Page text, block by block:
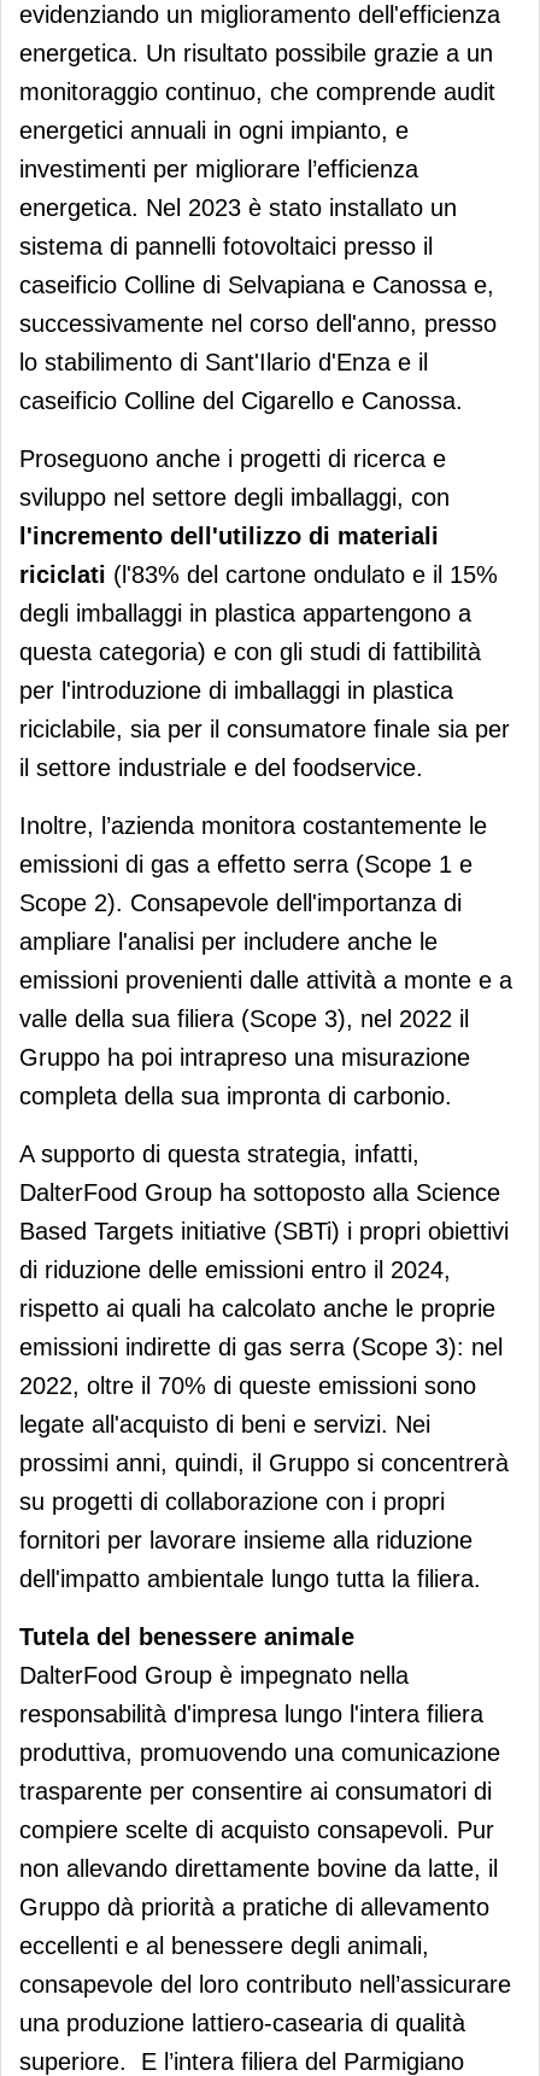
evidenziando un miglioramento dell'efficienza
energetica. Un risultato possibile grazie a un
monitoraggio continuo, che comprende audit
energetici annuali in ogni impianto, e
investimenti per migliorare l’efficienza
energetica. Nel 2023 è stato installato un
sistema di pannelli fotovoltaici presso il
caseificio Colline di Selvapiana e Canossa e,
successivamente nel corso dell'anno, presso
lo stabilimento di Sant'Ilario d'Enza e il
caseificio Colline del Cigarello e Canossa.
Proseguono anche i progetti di ricerca e
sviluppo nel settore degli imballaggi, con
l'incremento dell'utilizzo di materiali
riciclati (l'83% del cartone ondulato e il 15%
degli imballaggi in plastica appartengono a
questa categoria) e con gli studi di fattibilità
per l'introduzione di imballaggi in plastica
riciclabile, sia per il consumatore finale sia per
il settore industriale e del foodservice.
Inoltre, l’azienda monitora costantemente le
emissioni di gas a effetto serra (Scope 1 e
Scope 2). Consapevole dell'importanza di
ampliare l'analisi per includere anche le
emissioni provenienti dalle attività a monte e a
valle della sua filiera (Scope 3), nel 2022 il
Gruppo ha poi intrapreso una misurazione
completa della sua impronta di carbonio.
A supporto di questa strategia, infatti,
DalterFood Group ha sottoposto alla Science
Based Targets initiative (SBTi) i propri obiettivi
di riduzione delle emissioni entro il 2024,
rispetto ai quali ha calcolato anche le proprie
emissioni indirette di gas serra (Scope 3): nel
2022, oltre il 70% di queste emissioni sono
legate all'acquisto di beni e servizi. Nei
prossimi anni, quindi, il Gruppo si concentrerà
su progetti di collaborazione con i propri
fornitori per lavorare insieme alla riduzione
dell'impatto ambientale lungo tutta la filiera.
Tutela del benessere animale
DalterFood Group è impegnato nella
responsabilità d'impresa lungo l'intera filiera
produttiva, promuovendo una comunicazione
trasparente per consentire ai consumatori di
compiere scelte di acquisto consapevoli. Pur
non allevando direttamente bovine da latte, il
Gruppo dà priorità a pratiche di allevamento
eccellenti e al benessere degli animali,
consapevole del loro contributo nell’assicurare
una produzione lattiero-casearia di qualità
superiore. E l’intera filiera del Parmigiano